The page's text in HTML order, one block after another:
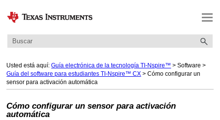
Saltar a contenido principal
Usted está aquí: Guía electrónica de la tecnología TI-Nspire™ >Software >
Guía del software para estudiantes TI-Nspire™ CX >Cómo configurar un
sensor para activación automática
Cómo configurar un sensor para activación
automática